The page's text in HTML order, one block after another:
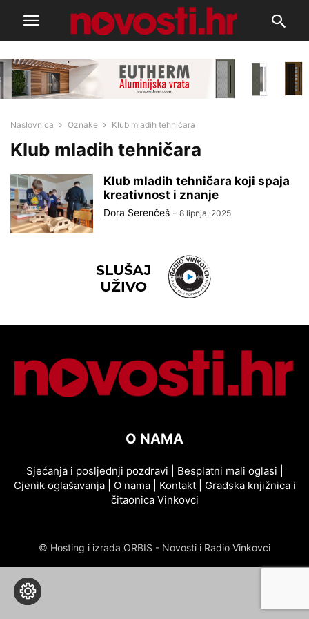
Naslovnica Oznake Klub mladih tehničara
Klub mladih tehničara
Klub mladih tehničara koji spaja
kreativnost i znanje
Dora Serenčeš - 8 lipnja, 2025
O NAMA
Sjećanja i posljednji pozdravi Besplatni mali oglasi
Cjenik oglašavanja| O nama| Kontakt| Gradska knjižnica i
čitaonica Vinkovci
© Hosting i izrada ORBIS - Novosti i Radio Vinkovci